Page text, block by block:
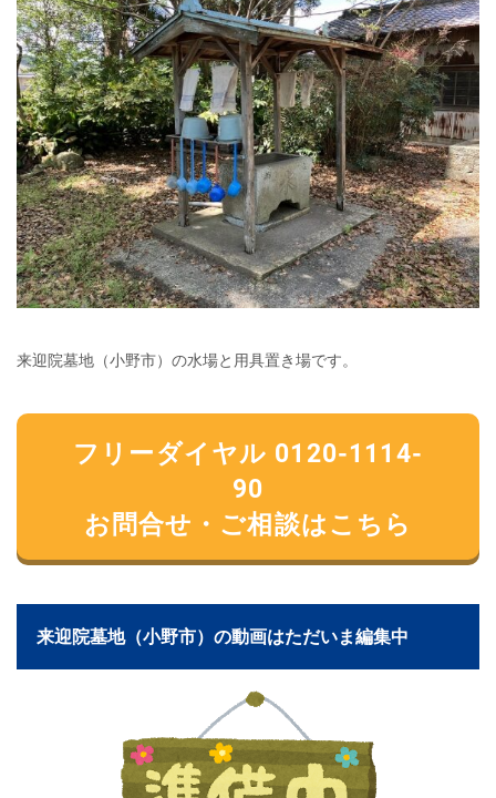
来迎院墓地（小野市）の水場と用具置き場です。
フリーダイヤル 0120-1114-
90
お問合せ・ご相談はこちら
来迎院墓地（小野市）の動画はただいま編集中